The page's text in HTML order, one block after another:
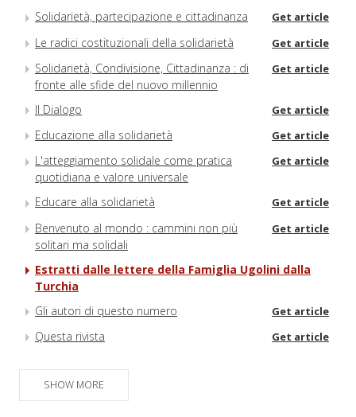
Solidarietà, partecipazione e cittadinanza Get article
Le radici costituzionali della solidarietà Get article
Solidarietà, Condivisione, Cittadinanza : di
fronte alle sfide del nuovo millennio
Get article
Il Dialogo Get article
Educazione alla solidarietà Get article
L'atteggiamento solidale come pratica
quotidiana e valore universale
Get article
Educare alla solidarietà Get article
Benvenuto al mondo : cammini non più
solitari ma solidali
Get article
Estratti dalle lettere della Famiglia Ugolini dalla
Turchia
Gli autori di questo numero
Get article
Questa rivista Get article
SHOW MORE